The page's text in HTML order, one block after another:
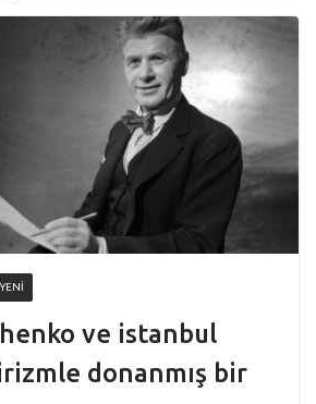
YENI
ve istanbul
donanmış bir